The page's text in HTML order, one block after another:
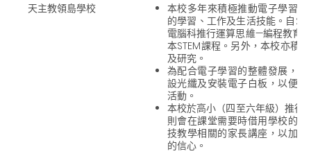
天主教領島學校
本校多年來積極推動電子學習
的學習、工作及生活技能。自
電腦科推行運算思維—編程教育
本STEM課程。另外，本校亦積
及研究。
為配合電子學習的整體發展，
設光纖及安裝電子白板，以便
活動。
本校於高小（四至六年級）推行
則會在課堂需要時借用學校的
技教學相關的家長講座，以加
的信心。